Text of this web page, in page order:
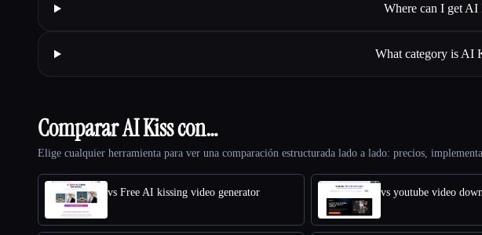
Where can I get AI
What category is AI
Comparar AI Kiss con…
Elige cualquier herramienta para ver una comparación estructurada lado a lado: precios,
vs Free AI kissing video generator vs youtube video